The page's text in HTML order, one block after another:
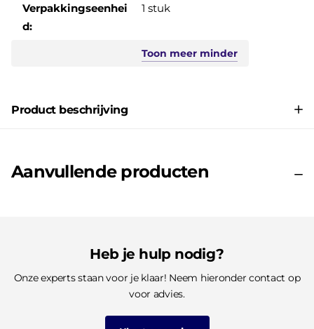
Verpakkingseenhei
d:
1 stuk
Toon meer minder
Product beschrijving
Aanvullende producten
Heb je hulp nodig?
Onze experts staan voor je klaar! Neem hieronder contact op
voor advies.